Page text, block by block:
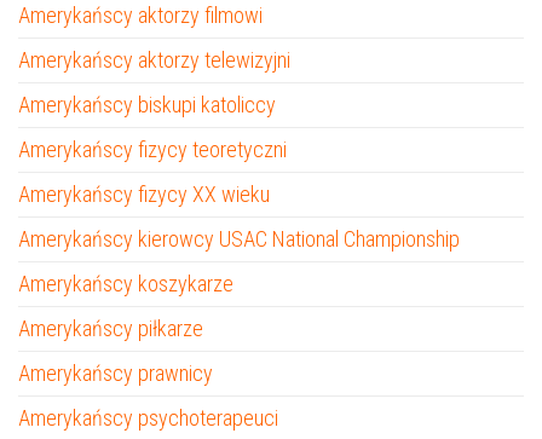
Amerykańscy aktorzy filmowi
Amerykańscy aktorzy telewizyjni
Amerykańscy biskupi katoliccy
Amerykańscy fizycy teoretyczni
Amerykańscy fizycy XX wieku
Amerykańscy kierowcy USAC National Championship
Amerykańscy koszykarze
Amerykańscy piłkarze
Amerykańscy prawnicy
Amerykańscy psychoterapeuci